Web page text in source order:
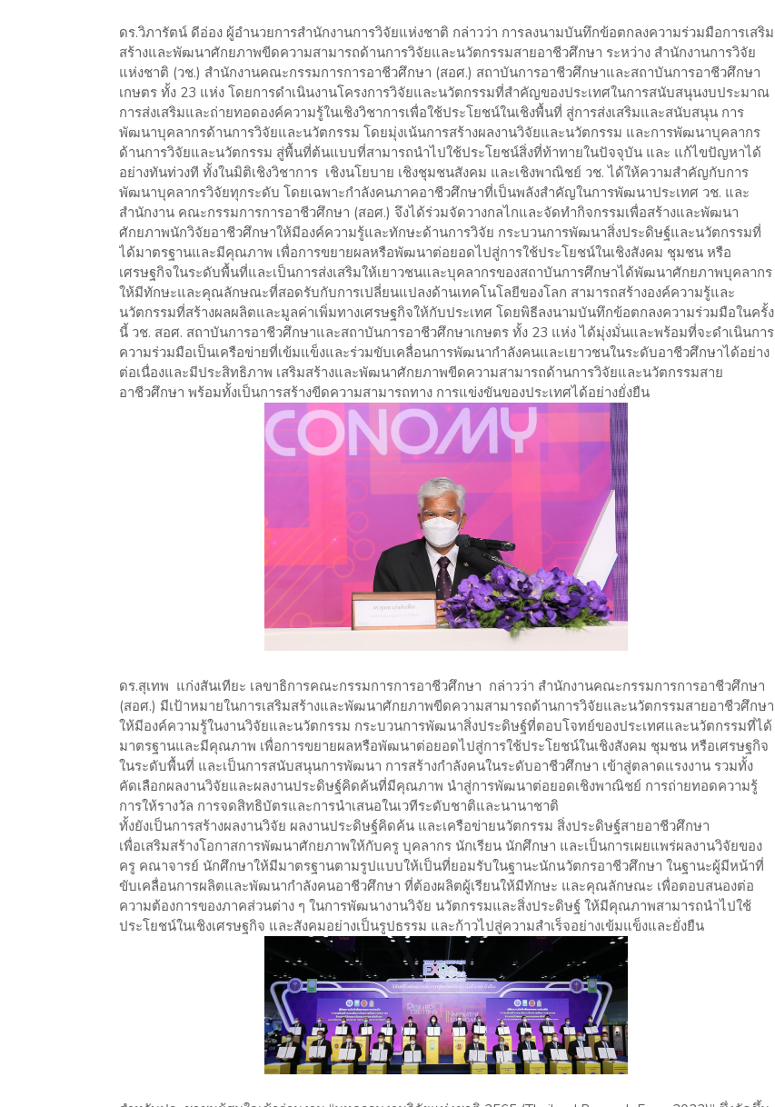
ดร.วิภารัตน์ ดีอ่อง ผู้อำนวยการสำนักงานการวิจัยแห่งชาติ กล่าวว่า การลงนามบันทึกข้อตกลงความร่วมมือการเสริม
สร้างและพัฒนาศักยภาพขีดความสามารถด้านการวิจัยและนวัตกรรมสายอาชีวศึกษา ระหว่าง สำนักงานการวิจัย
แห่งชาติ (วช.) สำนักงานคณะกรรมการการอาชีวศึกษา (สอศ.) สถาบันการอาชีวศึกษาและสถาบันการอาชีวศึกษา
เกษตร ทั้ง 23 แห่ง โดยการดำเนินงานโครงการวิจัยและนวัตกรรมที่สำคัญของประเทศในการสนับสนุนงบประมาณ
การส่งเสริมและถ่ายทอดองค์ความรู้ในเชิงวิชาการเพื่อใช้ประโยชน์ในเชิงพื้นที่ สู่การส่งเสริมและสนับสนุน การ
พัฒนาบุคลากรด้านการวิจัยและนวัตกรรม โดยมุ่งเน้นการสร้างผลงานวิจัยและนวัตกรรม และการพัฒนาบุคลากร
ด้านการวิจัยและนวัตกรรม สู่พื้นที่ต้นแบบที่สามารถนำไปใช้ประโยชน์สิ่งที่ท้าทายในปัจจุบัน และ แก้ไขปัญหาได้
อย่างทันท่วงที ทั้งในมิติเชิงวิชาการ เชิงนโยบาย เชิงชุมชนสังคม และเชิงพาณิชย์ วช. ได้ให้ความสำคัญกับการ
พัฒนาบุคลากรวิจัยทุกระดับ โดยเฉพาะกำลังคนภาคอาชีวศึกษาที่เป็นพลังสำคัญในการพัฒนาประเทศ วช. และ
สำนักงาน คณะกรรมการการอาชีวศึกษา (สอศ.) จึงได้ร่วมจัดวางกลไกและจัดทำกิจกรรมเพื่อสร้างและพัฒนา
ศักยภาพนักวิจัยอาชีวศึกษาให้มีองค์ความรู้และทักษะด้านการวิจัย กระบวนการพัฒนาสิ่งประดิษฐ์และนวัตกรรมที่
ได้มาตรฐานและมีคุณภาพ เพื่อการขยายผลหรือพัฒนาต่อยอดไปสู่การใช้ประโยชน์ในเชิงสังคม ชุมชน หรือ
เศรษฐกิจในระดับพื้นที่และเป็นการส่งเสริมให้เยาวชนและบุคลากรของสถาบันการศึกษาได้พัฒนาศักยภาพบุคลากร
ให้มีทักษะและคุณลักษณะที่สอดรับกับการเปลี่ยนแปลงด้านเทคโนโลยีของโลก สามารถสร้างองค์ความรู้และ
นวัตกรรมที่สร้างผลผลิตและมูลค่าเพิ่มทางเศรษฐกิจให้กับประเทศ โดยพิธีลงนามบันทึกข้อตกลงความร่วมมือในครั้ง
นี้ วช. สอศ. สถาบันการอาชีวศึกษาและสถาบันการอาชีวศึกษาเกษตร ทั้ง 23 แห่ง ได้มุ่งมั่นและพร้อมที่จะดำเนินการ
ความร่วมมือเป็นเครือข่ายที่เข้มแข็งและร่วมขับเคลื่อนการพัฒนากำลังคนและเยาวชนในระดับอาชีวศึกษาได้อย่าง
ต่อเนื่องและมีประสิทธิภาพ เสริมสร้างและพัฒนาศักยภาพขีดความสามารถด้านการวิจัยและนวัตกรรมสาย
อาชีวศึกษา พร้อมทั้งเป็นการสร้างขีดความสามารถทาง การแข่งขันของประเทศได้อย่างยั่งยืน
ดร.สุเทพ แก่งสันเทียะ เลขาธิการคณะกรรมการการอาชีวศึกษา กล่าวว่า สำนักงานคณะกรรมการการอาชีวศึกษา
(สอศ.) มีเป้าหมายในการเสริมสร้างและพัฒนาศักยภาพขีดความสามารถด้านการวิจัยและนวัตกรรมสายอาชีวศึกษา
ให้มีองค์ความรู้ในงานวิจัยและนวัตกรรม กระบวนการพัฒนาสิ่งประดิษฐ์ที่ตอบโจทย์ของประเทศและนวัตกรรมที่ได้
มาตรฐานและมีคุณภาพ เพื่อการขยายผลหรือพัฒนาต่อยอดไปสู่การใช้ประโยชน์ในเชิงสังคม ชุมชน หรือเศรษฐกิจ
ในระดับพื้นที่ และเป็นการสนับสนุนการพัฒนา การสร้างกำลังคนในระดับอาชีวศึกษา เข้าสู่ตลาดแรงงาน รวมทั้ง
คัดเลือกผลงานวิจัยและผลงานประดิษฐ์คิดค้นที่มีคุณภาพ นำสู่การพัฒนาต่อยอดเชิงพาณิชย์ การถ่ายทอดความรู้
การให้รางวัล การจดสิทธิบัตรและการนำเสนอในเวทีระดับชาติและนานาชาติ
ทั้งยังเป็นการสร้างผลงานวิจัย ผลงานประดิษฐ์คิดค้น และเครือข่ายนวัตกรรม สิ่งประดิษฐ์สายอาชีวศึกษา
เพื่อเสริมสร้างโอกาสการพัฒนาศักยภาพให้กับครู บุคลากร นักเรียน นักศึกษา และเป็นการเผยแพร่ผลงานวิจัยของ
ครู คณาจารย์ นักศึกษาให้มีมาตรฐานตามรูปแบบให้เป็นที่ยอมรับในฐานะนักนวัตกรอาชีวศึกษา ในฐานะผู้มีหน้าที่
ขับเคลื่อนการผลิตและพัฒนากำลังคนอาชีวศึกษา ที่ต้องผลิตผู้เรียนให้มีทักษะ และคุณลักษณะ เพื่อตอบสนองต่อ
ความต้องการของภาคส่วนต่าง ๆ ในการพัฒนางานวิจัย นวัตกรรมและสิ่งประดิษฐ์ ให้มีคุณภาพสามารถนำไปใช้
ประโยชน์ในเชิงเศรษฐกิจ และสังคมอย่างเป็นรูปธรรม และก้าวไปสู่ความสำเร็จอย่างเข้มแข็งและยั่งยืน